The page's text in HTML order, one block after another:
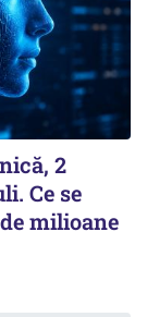
2
Ce se
milioane